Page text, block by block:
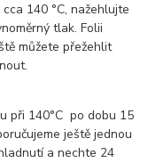
140 °C, nažehlujte
tlak. Folii
můžete přežehlit
při 140°C po dobu 15
ještě jednou
a nechte 24